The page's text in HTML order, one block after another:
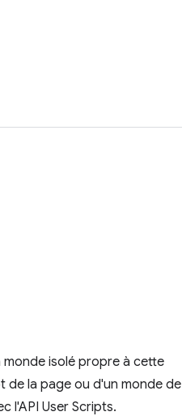
isolé propre à cette
de la page ou d'un monde de
l'API User Scripts.